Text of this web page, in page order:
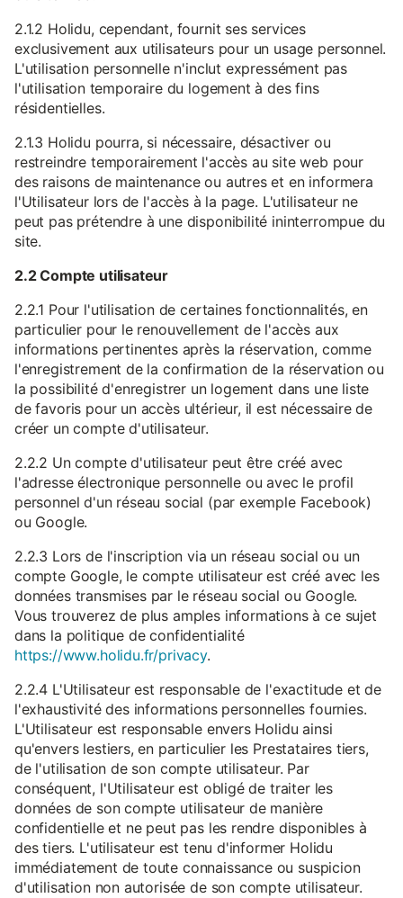
2.1.2 Holidu, cependant, fournit ses services
exclusivement aux utilisateurs pour un usage personnel.
L'utilisation personnelle n'inclut expressément pas
l'utilisation temporaire du logement à des fins
résidentielles.
2.1.3 Holidu pourra, si nécessaire, désactiver ou
restreindre temporairement l'accès au site web pour
des raisons de maintenance ou autres et en informera
l'Utilisateur lors de l'accès à la page. L'utilisateur ne
peut pas prétendre à une disponibilité ininterrompue du
site.
2.2 Compte utilisateur
2.2.1 Pour l'utilisation de certaines fonctionnalités, en
particulier pour le renouvellement de l'accès aux
informations pertinentes après la réservation, comme
l'enregistrement de la confirmation de la réservation ou
la possibilité d'enregistrer un logement dans une liste
de favoris pour un accès ultérieur, il est nécessaire de
créer un compte d'utilisateur.
2.2.2 Un compte d'utilisateur peut être créé avec
l'adresse électronique personnelle ou avec le profil
personnel d'un réseau social (par exemple Facebook)
ou Google.
2.2.3 Lors de l'inscription via un réseau social ou un
compte Google, le compte utilisateur est créé avec les
données transmises par le réseau social ou Google.
Vous trouverez de plus amples informations à ce sujet
dans la politique de confidentialité
https://www.holidu.fr/privacy.
2.2.4 L'Utilisateur est responsable de l'exactitude et de
l'exhaustivité des informations personnelles fournies.
L'Utilisateur est responsable envers Holidu ainsi
qu'envers lestiers, en particulier les Prestataires tiers,
de l'utilisation de son compte utilisateur. Par
conséquent, l'Utilisateur est obligé de traiter les
données de son compte utilisateur de manière
confidentielle et ne peut pas les rendre disponibles à
des tiers. L'utilisateur est tenu d'informer Holidu
immédiatement de toute connaissance ou suspicion
d'utilisation non autorisée de son compte utilisateur.